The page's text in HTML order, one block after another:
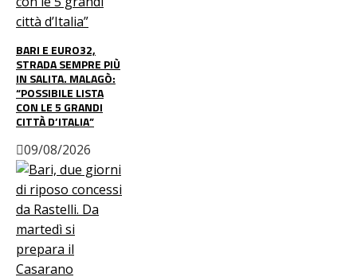
BARI E EURO32,
STRADA SEMPRE PIÙ
IN SALITA. MALAGÒ:
“POSSIBILE LISTA
CON LE 5 GRANDI
CITTÀ D’ITALIA”
09/08/2026